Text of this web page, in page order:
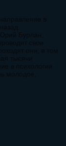
в
Бурлан,
свои
они, в том
тысячи
в психологии
молодое,